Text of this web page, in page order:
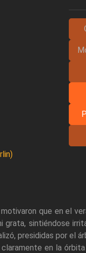
que en el
sintiéndose
presididas por el
en la